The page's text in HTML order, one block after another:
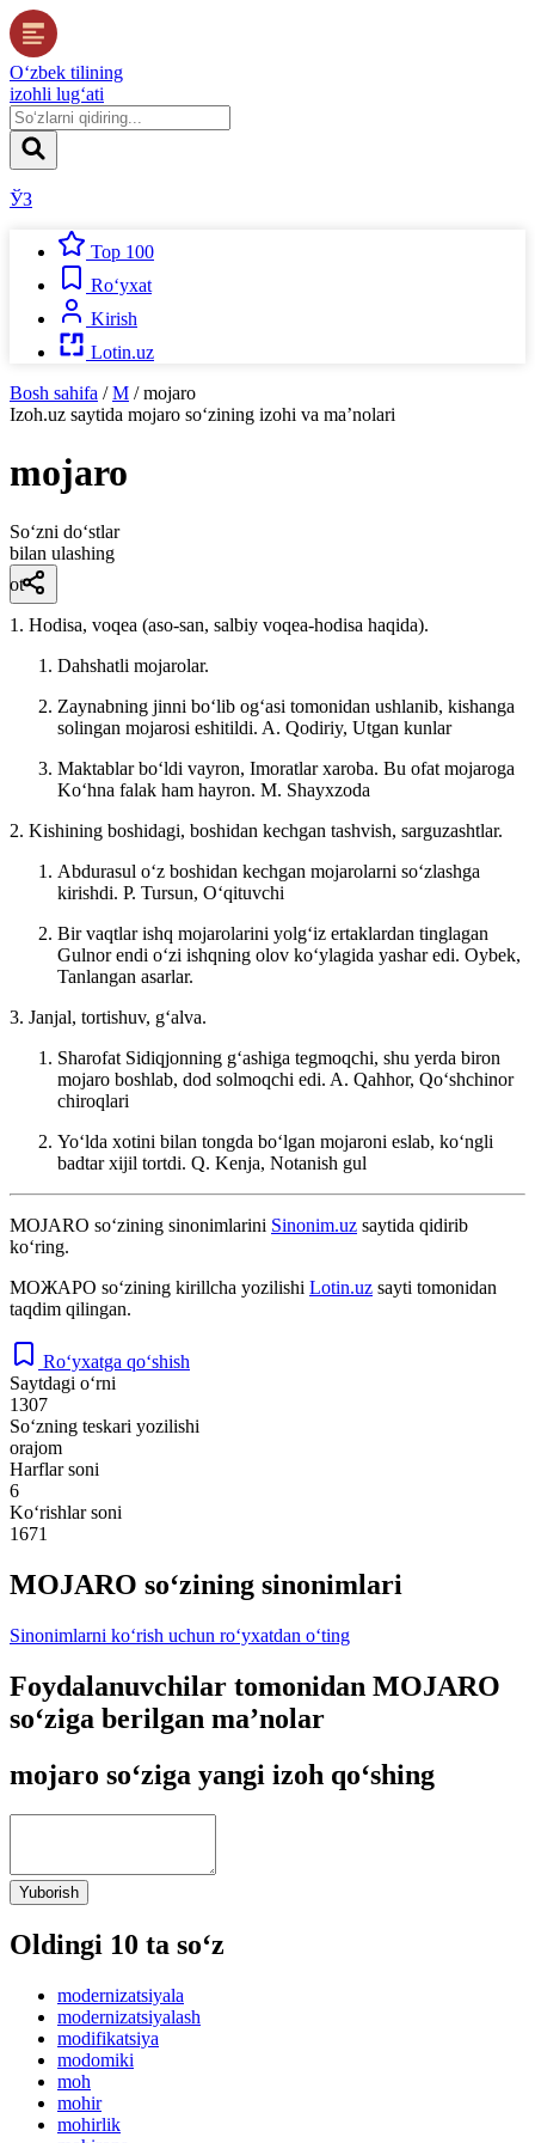
O‘zbek tilining
izohli lug‘ati
ЎЗ
Top 100
Ro‘yxat
Kirish
Lotin.uz
Bosh sahifa / M / mojaro
Izoh.uz saytida mojaro so‘zining izohi va ma’nolari
mojaro
So‘zni do‘stlar
bilan ulashing
ot
1. Hodisa, voqea (aso-san, salbiy voqea-hodisa haqida).
Dahshatli mojarolar.
Zaynabning jinni boʻlib ogʻasi tomonidan ushlanib, kishanga
solingan mojarosi eshitildi. A. Qodiriy, Utgan kunlar
Maktablar boʻldi vayron, Imoratlar xaroba. Bu ofat mojaroga
Koʻhna falak ham hayron. M. Shayxzoda
2. Kishining boshidagi, boshidan kechgan tashvish, sarguzashtlar.
Abdurasul oʻz boshidan kechgan mojarolarni soʻzlashga
kirishdi. P. Tursun, Oʻqituvchi
Bir vaqtlar ishq mojarolarini yolgʻiz ertaklardan tinglagan
Gulnor endi oʻzi ishqning olov koʻylagida yashar edi. Oybek,
Tanlangan asarlar.
3. Janjal, tortishuv, gʻalva.
Sharofat Sidiqjonning gʻashiga tegmoqchi, shu yerda biron
mojaro boshlab, dod solmoqchi edi. A. Qahhor, Qoʻshchinor
chiroqlari
Yoʻlda xotini bilan tongda boʻlgan mojaroni eslab, koʻngli
badtar xijil tortdi. Q. Kenja, Notanish gul
MOJARO so‘zining sinonimlarini Sinonim.uz saytida qidirib
ko‘ring.
МОЖАРО so‘zining kirillcha yozilishi Lotin.uz sayti tomonidan
taqdim qilingan.
Ro‘yxatga qo‘shish
Saytdagi o‘rni
1307
So‘zning teskari yozilishi
orajom
Harflar soni
6
Ko‘rishlar soni
1671
MOJARO so‘zining sinonimlari
Sinonimlarni ko‘rish uchun ro‘yxatdan o‘ting
Foydalanuvchilar tomonidan MOJARO
so‘ziga berilgan ma’nolar
mojaro so‘ziga yangi izoh qo‘shing
Yuborish
Oldingi 10 ta so‘z
modernizatsiyala
modernizatsiyalash
modifikatsiya
modomiki
moh
mohir
mohirlik